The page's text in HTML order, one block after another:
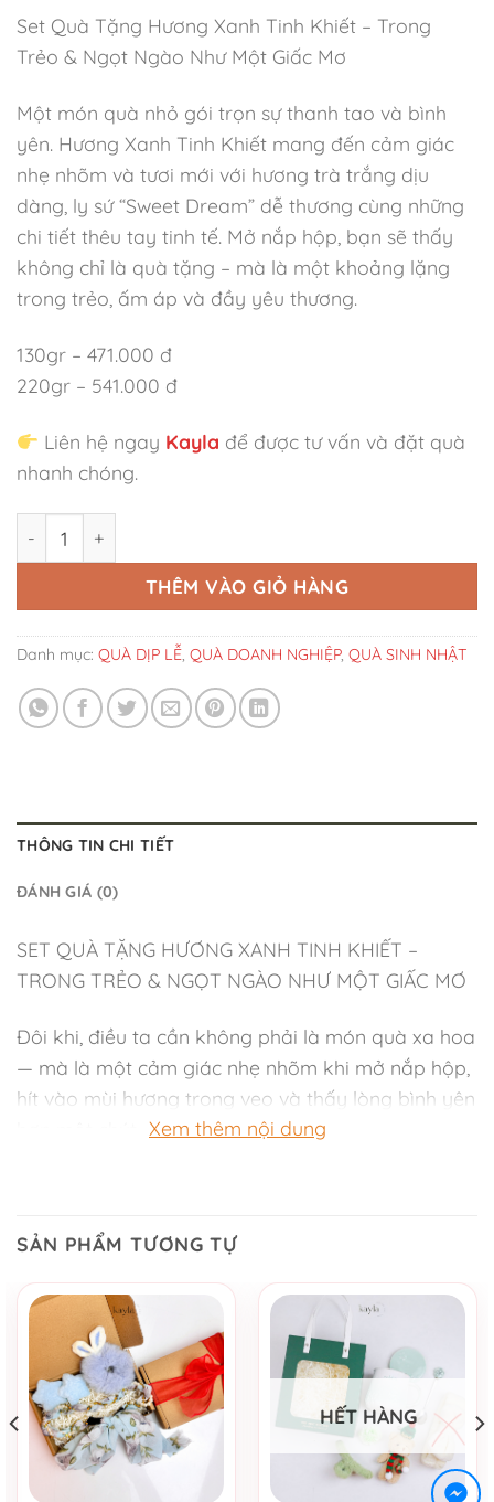
Set Quà Tặng Hương Xanh Tinh Khiết – Trong
Trẻo & Ngọt Ngào Như Một Giấc Mơ
Một món quà nhỏ gói trọn sự thanh tao và bình
yên. Hương Xanh Tinh Khiết mang đến cảm giác
nhẹ nhõm và tươi mới với hương trà trắng dịu
dàng, ly sứ “Sweet Dream” dễ thương cùng những
chi tiết thêu tay tinh tế. Mở nắp hộp, bạn sẽ thấy
không chỉ là quà tặng – mà là một khoảng lặng
trong trẻo, ấm áp và đầy yêu thương.
130gr – 471.000 đ
220gr – 541.000 đ
Liên hệ ngay Kayla để được tư vấn và đặt quà
nhanh chóng.
THÊM VÀO GIỎ HÀNG
Danh mục: QUÀ DỊP LỄ, QUÀ DOANH NGHIỆP, QUÀ SINH NHẬT
THÔNG TIN CHI TIẾT
ĐÁNH GIÁ (0)
SET QUÀ TẶNG HƯƠNG XANH TINH KHIẾT –
TRONG TRẺO & NGỌT NGÀO NHƯ MỘT GIẤC MƠ
Đôi khi, điều ta cần không phải là món quà xa hoa
— mà là một cảm giác nhẹ nhõm khi mở nắp hộp,
hít vào mùi hương trong veo và thấy lòng bình yên
Bên trong hộp vuông 20x20x8 là sự kết hợp của
hương, sắc và cảm xúc:
Nến thơm White Tea – Hương Trong Trẻo: Mùi trà
trắng dịu mát giúp xua tan muộn phiền, mang lại
cảm giác an lành.
Ly sứ họa tiết chú thỏ “Sweet Dream”: Dễ thương
Xem thêm nội dung
SẢN PHẨM TƯƠNG TỰ
HẾT HÀNG